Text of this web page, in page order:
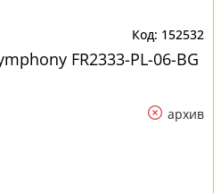
152532
FR2333-PL-06-BG
архив